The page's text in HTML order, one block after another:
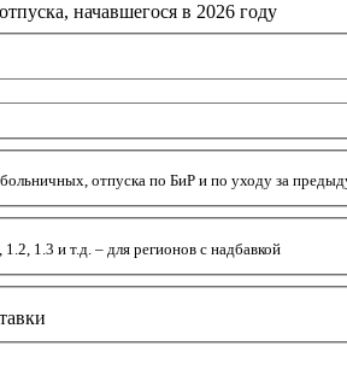
начавшегося в 2026 году
отпуска по БиР и по уходу за
1.3 и т.д. – для регионов с надбавкой